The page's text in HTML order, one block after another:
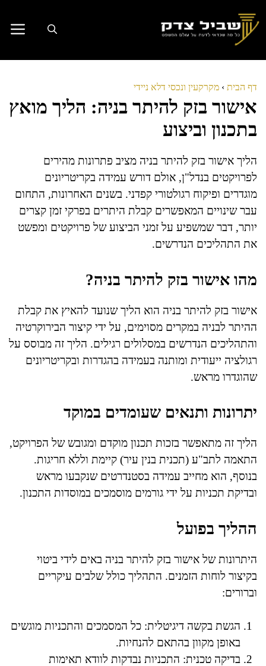
לתוכן
דף הבית › מקרקעין ונכסי דלא ניידי
אישור בזק להיתר בניה: הליך מואץ
בתכנון וביצוע
הליך אישור בזק להיתר בניה מציב פתרונות מהירים
לפרויקטים בנדל"ן, אולם דורש עמידה בקריטריונים
מוגדרים ופיקוח רגולטורי קפדני. בשנים האחרונות, התחום
עבר שינויים המאפשרים קבלת היתרים בפרקי זמן קצרים
יותר, דבר שמשפיע על זמני הביצוע של פרויקטים ומפשט
את התהליכים הנדרשים.
מהו אישור בזק להיתר בניה?
אישור בזק להיתר בניה הוא הליך שנועד להאיץ את קבלת
ההיתר לבניה במקרים מסוימים, על ידי קיצור הבירוקרטיה
והתהליכים הנדרשים במסלולים רגילים. הליך זה מבוסס על
רגולציה ייעודית ומותנה בעמידה בהגדרות ובקריטריונים
שהוגדרו מראש.
יתרונות ותנאים שעומדים במוקד
הליך זה מתאפשר בזכות תכנון מוקדם ומגובש של הפרויקט,
התאמה לתב"ע (תכנית בנין עיר) קיימת וללא חריגות.
בנוסף, הוא מחייב עמידה בסטנדרטים שנקבעו מראש
ובדיקת תכניות על ידי גורמים מוסמכים במוסדות התכנון.
ההליך בפועל
היתרונות של אישור בזק להיתר בניה באים לידי ביטוי
בקיצור לוחות הזמנים. התהליך כולל שלבים עיקריים
וברורים:
הגשת בקשה דיגיטלית: כל המסמכים והתכניות מוגשים
באופן מקוון בהתאם להנחיות.
בדיקה טכנית: התכניות נבדקות לוודא תאימות